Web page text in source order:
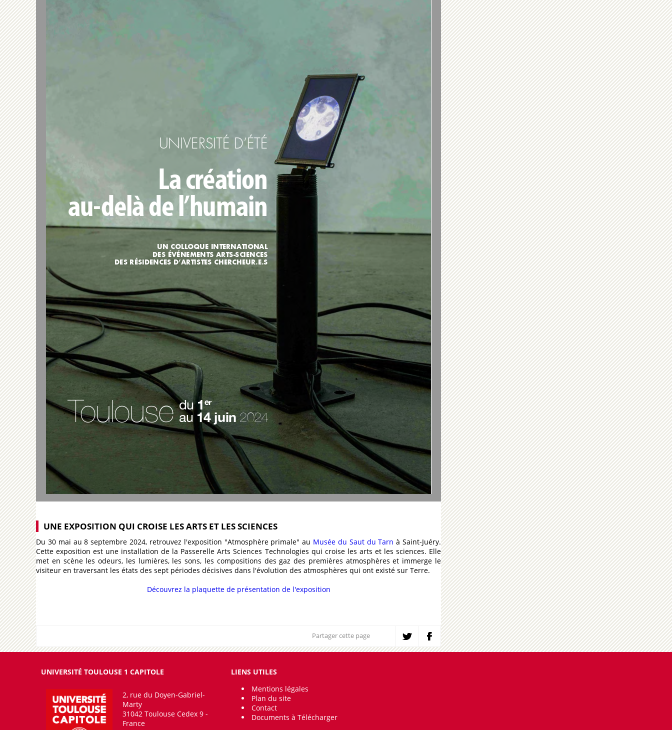
La création
au-delà de l’humain
UNIVERSITÉ D’ÉTÉ
UN COLLOQUE INTERNATIONAL
DES ÉVÉNEMENTS ARTS-SCIENCES
DES RÉSIDENCES D’ARTISTES CHERCHEUR.E.S
du 1er
au 14 juin 2024
Toulouse
UNE EXPOSITION QUI CROISE LES ARTS ET LES SCIENCES
Du 30 mai au 8 septembre 2024, retrouvez l'exposition "Atmosphère primale" au Musée du Saut du Tarn à Saint-Juéry.
Cette exposition est une installation de la Passerelle Arts Sciences Technologies qui croise les arts et les sciences. Elle
met en scène les odeurs, les lumières, les sons, les compositions des gaz des premières atmosphères et immerge le
visiteur en traversant les états des sept périodes décisives dans l'évolution des atmosphères qui ont existé sur Terre.
Découvrez la plaquette de présentation de l'exposition
Partager cette page
UNIVERSITÉ TOULOUSE 1 CAPITOLE
2, rue du Doyen-Gabriel-
Marty
31042 Toulouse Cedex 9 -
France
LIENS UTILES
Mentions légales
Plan du site
Contact
Documents à Télécharger